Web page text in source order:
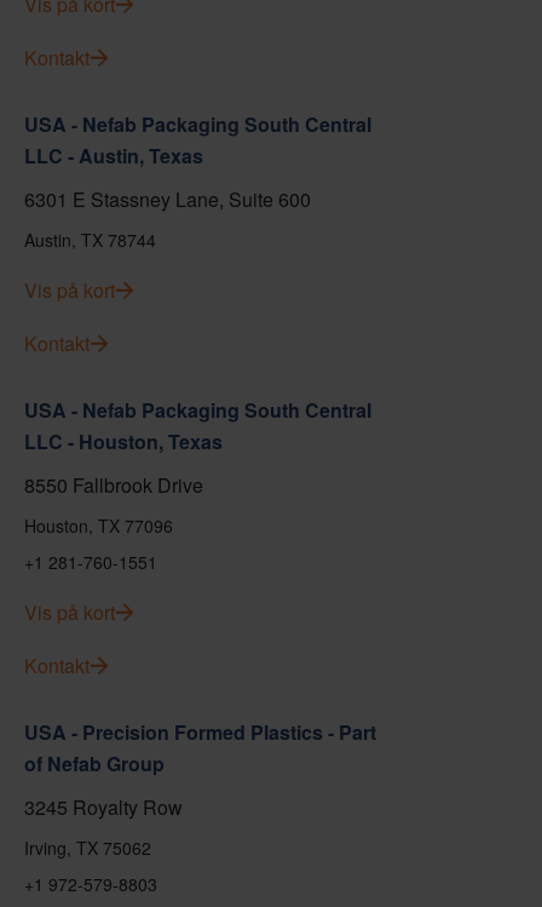
Kontakt
USA - Nefab Packaging South Central
LLC - Austin, Texas
6301 E Stassney Lane, Suite 600
Austin, TX 78744
Vis på kort
Kontakt
USA - Nefab Packaging South Central
LLC - Houston, Texas
8550 Fallbrook Drive
Houston, TX 77096
+1 281-760-1551
Vis på kort
Kontakt
USA - Precision Formed Plastics - Part
of Nefab Group
3245 Royalty Row
Irving, TX 75062
+1 972-579-8803